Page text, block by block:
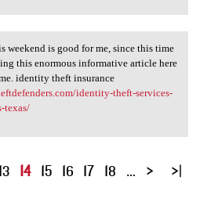
weekend is good
weekend is good for me, since this time
this enormous informative article here
identity theft insurance
identity-theft-services-
texas/
13 14 15 16 17 18 …